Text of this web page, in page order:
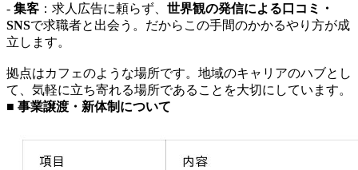
- 集客 ：求人広告に頼らず、 世界観の発信による口コミ・
SNSで求職者と出会う。だからこの手間のかかるやり方が成
立します。
拠点はカフェのような場所です。地域のキャリアのハブとし
て、気軽に立ち寄れる場所であることを大切にしています。
■ 事業譲渡・新体制について